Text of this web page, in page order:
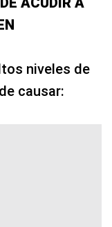
niveles de
causar: